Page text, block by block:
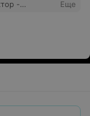
-
где-то
Еще